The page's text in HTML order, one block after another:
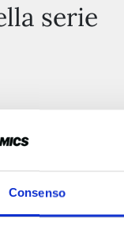
Consenso
serie